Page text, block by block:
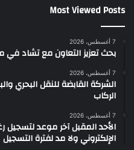
Most Viewed Posts
7 أغسطس، 2026
بحث تعزيز التعاون مع تشاد في
7 أغسطس، 2026
الشركة القابضة للنقل البحري
الركاب
7 أغسطس، 2026
الأحد المقبل آخر موعد لتسجيل
الإلكتروني ولا مد لفترة التسجيل